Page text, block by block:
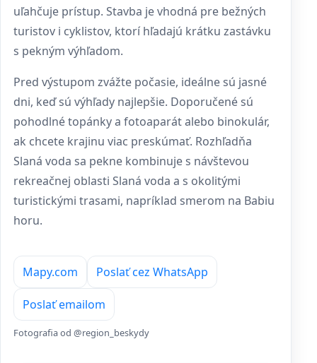
uľahčuje prístup. Stavba je vhodná pre bežných
turistov i cyklistov, ktorí hľadajú krátku zastávku
s pekným výhľadom.
Pred výstupom zvážte počasie, ideálne sú jasné
dni, keď sú výhľady najlepšie. Doporučené sú
pohodlné topánky a fotoaparát alebo binokulár,
ak chcete krajinu viac preskúmať. Rozhľadňa
Slaná voda sa pekne kombinuje s návštevou
rekreačnej oblasti Slaná voda a s okolitými
turistickými trasami, napríklad smerom na Babiu
horu.
Mapy.com Poslať cez WhatsApp
Poslať emailom
Fotografia od @region_beskydy